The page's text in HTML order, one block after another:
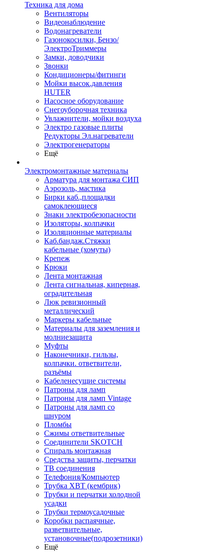
Техника для дома
Вентиляторы
Видеонаблюдение
Водонагреватели
Газонокосилки, Бензо/
ЭлектроТриммеры
Замки, доводчики
Звонки
Кондиционеры/фитинги
Мойки высок.давления
HUTER
Насосное оборудование
Снегоуборочная техника
Увлажнители, мойки воздуха
Электро газовые плиты
Редукторы Эл.нагреватели
Электрогенераторы
Ещё
Электромонтажные материалы
Арматура для монтажа СИП
Аэрозоль, мастика
Бирки каб.,площадки
самоклеющиеся
Знаки электробезопасности
Изоляторы, колпачки
Изоляционные материалы
Каб.бандаж.Стяжки
кабельные (хомуты)
Крепеж
Крюки
Лента монтажная
Лента сигнальная, киперная,
оградительная
Люк ревизионный
металлический
Маркеры кабельные
Материалы для заземления и
молниезащита
Муфты
Наконечники, гильзы,
колпачки. ответвители,
разъёмы
Кабеленесущие системы
Патроны для ламп
Патроны для ламп Vintage
Патроны для ламп со
шнуром
Пломбы
Сжимы ответвительные
Соединители SKOTCH
Спираль монтажная
Средства защиты, перчатки
ТВ соединения
Телефония/Компьютер
Трубка ХВТ (кембрик)
Трубки и перчатки холодной
усадки
Трубки термоусадочные
Коробки распаячные,
разветвительные,
установочные(подрозетники)
Ещё